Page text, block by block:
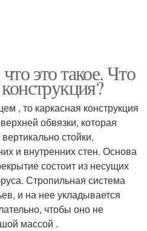
это такое. Что
, то каркасная конструкция
обвязки, которая
стойки,
и внутренних стен. Основа
состоит из несущих
Стропильная система
и на нее укладывается
чтобы оно не
массой .